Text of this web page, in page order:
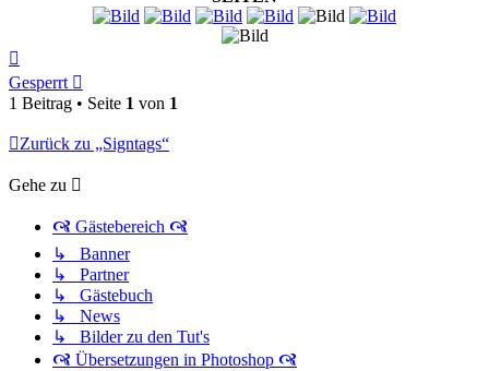
oben
Gesperrt
1 Beitrag • Seite 1 von 1
Zurück zu „Signtags“
Gehe zu
🙧 Gästebereich 🙧
↳ Banner
↳ Partner
↳ Gästebuch
↳ News
↳ Bilder zu den Tut's
🙧 Übersetzungen in Photoshop 🙧